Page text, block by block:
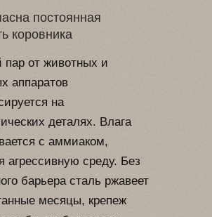
постоянная
коровника
пар от животных и
аппаратов
на
деталях. Влага
с аммиаком,
агрессивную среду. Без
барьера сталь ржавеет
месяцы, крепеж